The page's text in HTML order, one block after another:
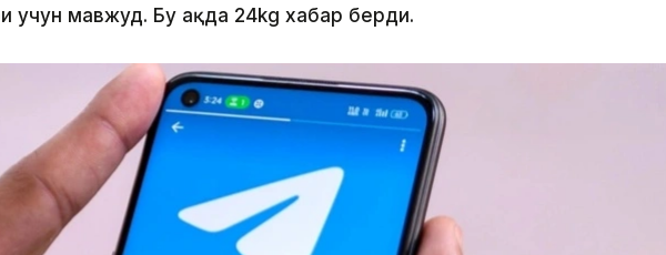
учун мавжуд. Бу ҳақда 24kg хабар берди.